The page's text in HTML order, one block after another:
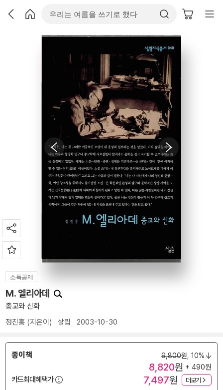
소득공제
M. 엘리아데
종교와 신화
정진홍 (지은이) 살림 2003-10-30
종이책 9,800원, 10%
8,820원 + 490원
카드최대혜택가
7,497원 더보기